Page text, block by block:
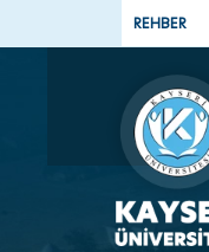
REHBER